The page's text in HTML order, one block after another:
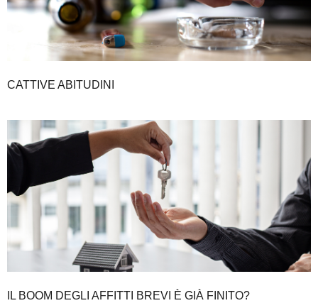
CATTIVE ABITUDINI
IL BOOM DEGLI AFFITTI BREVI È GIÀ FINITO?